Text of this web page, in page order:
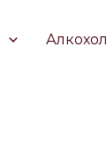
Алкохол